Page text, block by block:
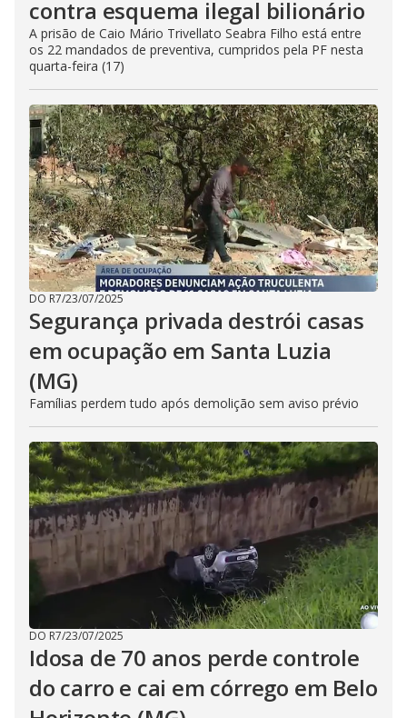
contra esquema ilegal bilionário
A prisão de Caio Mário Trivellato Seabra Filho está entre
os 22 mandados de preventiva, cumpridos pela PF nesta
quarta-feira (17)
DO R7/23/07/2025
Segurança privada destrói casas
em ocupação em Santa Luzia
(MG)
Famílias perdem tudo após demolição sem aviso prévio
DO R7/23/07/2025
Idosa de 70 anos perde controle
do carro e cai em córrego em Belo